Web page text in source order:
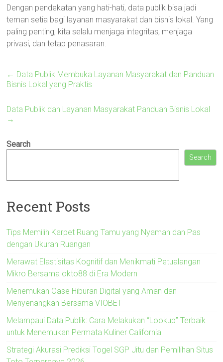
Dengan pendekatan yang hati-hati, data publik bisa jadi
teman setia bagi layanan masyarakat dan bisnis lokal. Yang
paling penting, kita selalu menjaga integritas, menjaga
privasi, dan tetap penasaran.
← Data Publik Membuka Layanan Masyarakat dan Panduan
Bisnis Lokal yang Praktis
Data Publik dan Layanan Masyarakat Panduan Bisnis Lokal
→
Search
Search
Recent Posts
Tips Memilih Karpet Ruang Tamu yang Nyaman dan Pas
dengan Ukuran Ruangan
Merawat Elastisitas Kognitif dan Menikmati Petualangan
Mikro Bersama okto88 di Era Modern
Menemukan Oase Hiburan Digital yang Aman dan
Menyenangkan Bersama VIOBET
Melampaui Data Publik: Cara Melakukan “Lookup” Terbaik
untuk Menemukan Permata Kuliner California
Strategi Akurasi Prediksi Togel SGP Jitu dan Pemilihan Situs